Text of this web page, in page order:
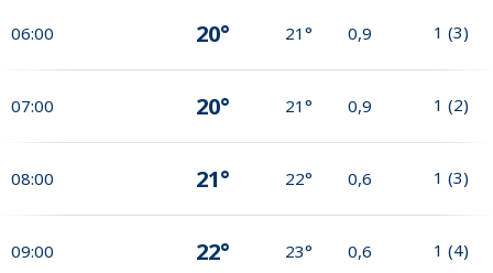
06:00 20° 21° 0,9 1 (3)
07:00 20° 21° 0,9 1 (2)
08:00 21° 22° 0,6 1 (3)
09:00 22° 23° 0,6 1 (4)